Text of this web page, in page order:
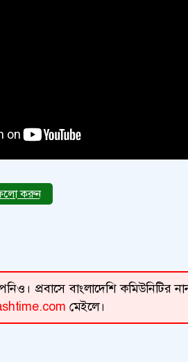
করুন
প্রবাসে বাংলাদেশি কমিউনিটির
মেইলে।